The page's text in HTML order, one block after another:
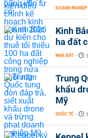
DOANH NGHIỆP
Kinh
ha đất
NHÀ ĐẤT -
Trung
khẩu
Mỹ
QUỐC TẾ -